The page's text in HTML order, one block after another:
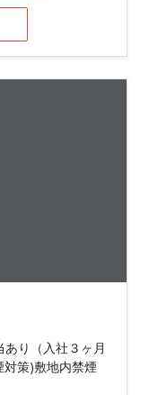
り（入社３ヶ月
策)敷地内禁煙